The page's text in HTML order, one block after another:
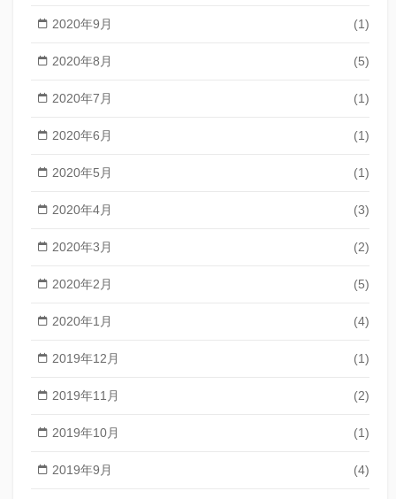
2020年9月 (1)
2020年8月 (5)
2020年7月 (1)
2020年6月 (1)
2020年5月 (1)
2020年4月 (3)
2020年3月 (2)
2020年2月 (5)
2020年1月 (4)
2019年12月 (1)
2019年11月 (2)
2019年10月 (1)
2019年9月 (4)